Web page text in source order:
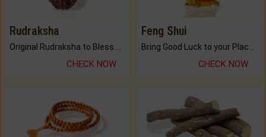
Rudraksha
CHECK NOW
Feng Shui
CHECK NOW